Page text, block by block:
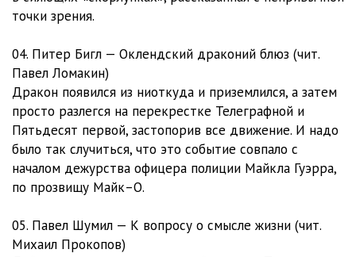
точки зрения.
04. Питер Бигл — Оклендский драконий блюз (чит.
Павел Ломакин)
Дракон появился из ниоткуда и приземлился, а затем
просто разлегся на перекрестке Телеграфной и
Пятьдесят первой, застопорив все движение. И надо
было так случиться, что это событие совпало с
началом дежурства офицера полиции Майкла Гуэрра,
по прозвищу Майк–О.
05. Павел Шумил — К вопросу о смысле жизни (чит.
Михаил Прокопов)